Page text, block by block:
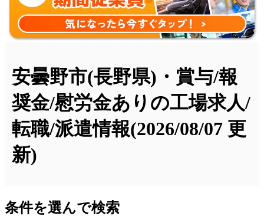
安曇野市(長野県)・賞与/報
奨金/慰労金ありの工場求人/
転職/派遣情報(2026/08/07 更
新)
条件を選んで検索